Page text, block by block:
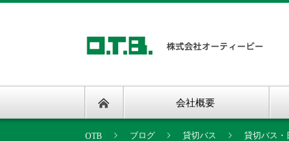
会社概要
ブログ 貸切バス 貸切バス・